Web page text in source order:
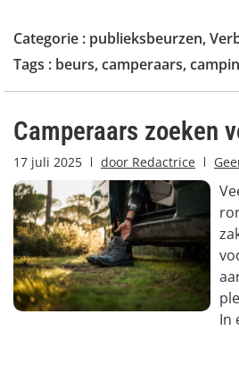
Categorie : publieksbeurzen,
Tags : beurs,camperaars,
Camperaars zoeken
17 juli 2025 door Redactrice
In